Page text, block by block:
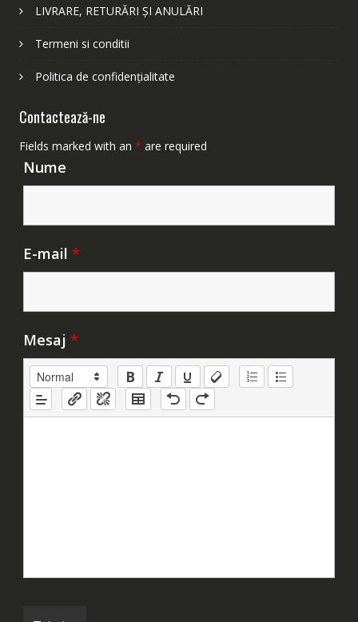
LIVRARE, RETURĂRI ȘI ANULĂRI
Termeni si conditii
Politica de confidențialitate
Contactează-ne
Fields marked with an * are required
Nume
E-mail *
Mesaj *